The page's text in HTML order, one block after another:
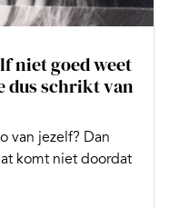
niet goed weet
dus schrikt van
van jezelf? Dan
komt niet doordat